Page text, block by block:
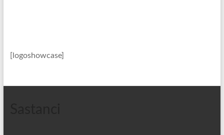
[logoshowcase]